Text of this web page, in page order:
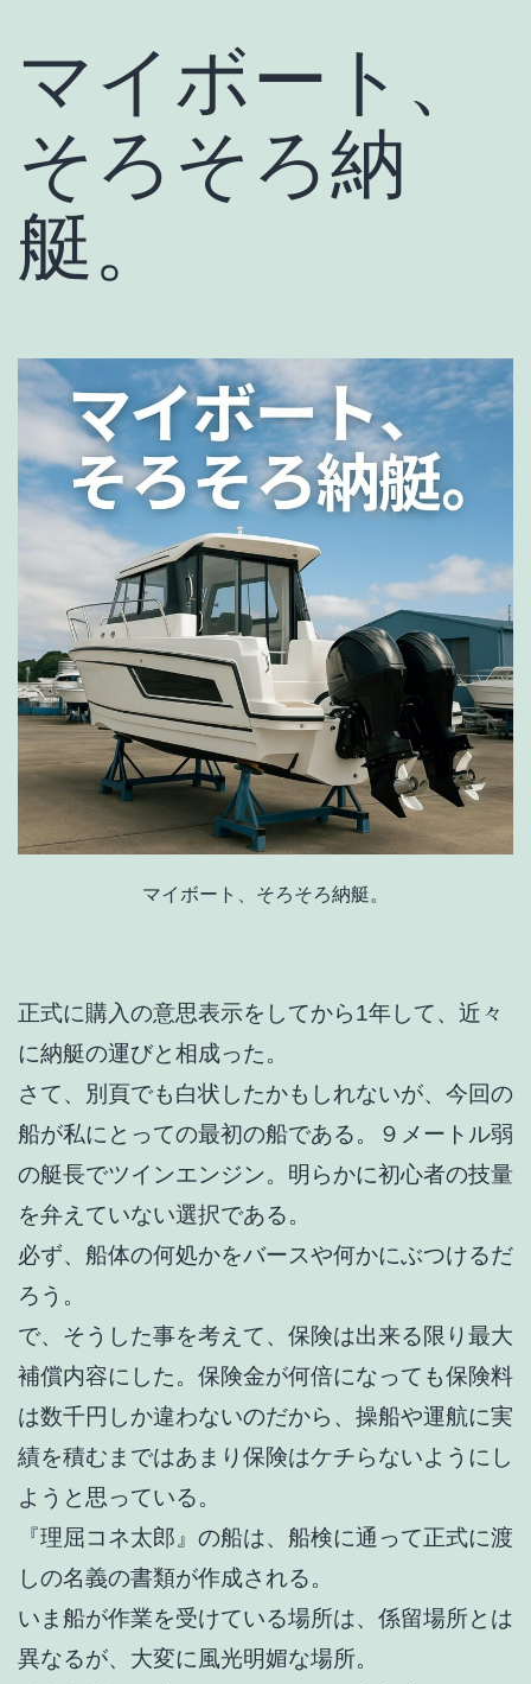
マイボート、
そろそろ納
艇。
マイボート、そろそろ納艇。
正式に購入の意思表示をしてから1年して、近々
に納艇の運びと相成った。
さて、別頁でも白状したかもしれないが、今回の
船が私にとっての最初の船である。９メートル弱
の艇長でツインエンジン。明らかに初心者の技量
を弁えていない選択である。
必ず、船体の何処かをバースや何かにぶつけるだ
ろう。
で、そうした事を考えて、保険は出来る限り最大
補償内容にした。保険金が何倍になっても保険料
は数千円しか違わないのだから、操船や運航に実
績を積むまではあまり保険はケチらないようにし
ようと思っている。
『理屈コネ太郎』の船は、船検に通って正式に渡
しの名義の書類が作成される。
いま船が作業を受けている場所は、係留場所とは
異なるが、大変に風光明媚な場所。